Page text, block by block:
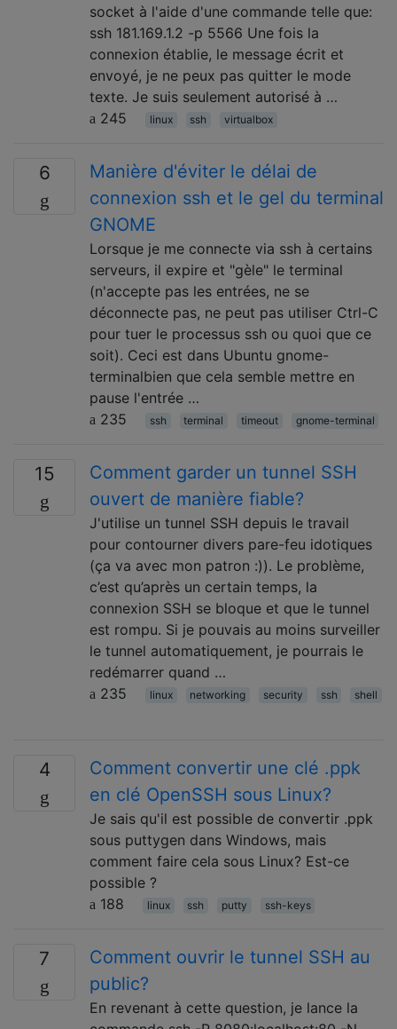
socket à l'aide d'une commande telle que:
ssh 181.169.1.2 -p 5566 Une fois la
connexion établie, le message écrit et
envoyé, je ne peux pas quitter le mode
texte. Je suis seulement autorisé à …
245
linux ssh virtualbox
6
Manière d'éviter le délai de
connexion ssh et le gel du terminal
GNOME
Lorsque je me connecte via ssh à certains
serveurs, il expire et "gèle" le terminal
(n'accepte pas les entrées, ne se
déconnecte pas, ne peut pas utiliser Ctrl-C
pour tuer le processus ssh ou quoi que ce
soit). Ceci est dans Ubuntu gnome-
terminalbien que cela semble mettre en
pause l'entrée …
235
ssh terminal timeout gnome-terminal
15
Comment garder un tunnel SSH
ouvert de manière fiable?
J'utilise un tunnel SSH depuis le travail
pour contourner divers pare-feu idotiques
(ça va avec mon patron :)). Le problème,
c’est qu’après un certain temps, la
connexion SSH se bloque et que le tunnel
est rompu. Si je pouvais au moins surveiller
le tunnel automatiquement, je pourrais le
redémarrer quand …
235
linux networking security ssh shell
4
Comment convertir une clé .ppk
en clé OpenSSH sous Linux?
Je sais qu'il est possible de convertir .ppk
sous puttygen dans Windows, mais
comment faire cela sous Linux? Est-ce
possible ?
188
linux ssh putty ssh-keys
7
Comment ouvrir le tunnel SSH au
public?
En revenant à cette question, je lance la